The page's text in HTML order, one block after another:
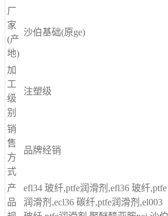
厂
家
(产
地)
沙伯基础(原ge)
加
工
级
别
注塑级
销
售
方
式
品牌经销
产
品
efl34 玻纤,ptfe润滑剂,efl36 玻纤,ptfe
润滑剂,ecl36 碳纤,ptfe润滑剂,el003